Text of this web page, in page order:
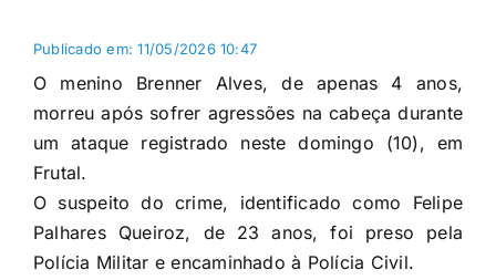
Publicado em: 11/05/2026 10:47
O menino Brenner Alves, de apenas 4 anos,
morreu após sofrer agressões na cabeça durante
um ataque registrado neste domingo (10), em
Frutal.
O suspeito do crime, identificado como Felipe
Palhares Queiroz, de 23 anos, foi preso pela
Polícia Militar e encaminhado à Polícia Civil.